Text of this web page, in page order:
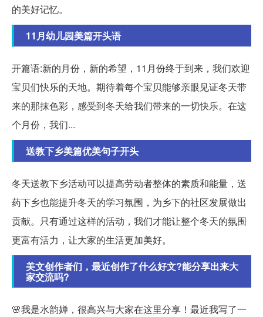
的美好记忆。
11月幼儿园美篇开头语
开篇语:新的月份，新的希望，11月份终于到来，我们欢迎
宝贝们快乐的天地。期待着每个宝贝能够亲眼见证冬天带
来的那抹色彩，感受到冬天给我们带来的一切快乐。在这
个月份，我们...
送教下乡美篇优美句子开头
冬天送教下乡活动可以提高劳动者整体的素质和能量，送
药下乡也能提升冬天的学习氛围，为乡下的社区发展做出
贡献。只有通过这样的活动，我们才能让整个冬天的氛围
更富有活力，让大家的生活更加美好。
美文创作者们，最近创作了什么好文?能分享出来大
家交流吗?
🌸我是水韵婵，很高兴与大家在这里分享！最近我写了一